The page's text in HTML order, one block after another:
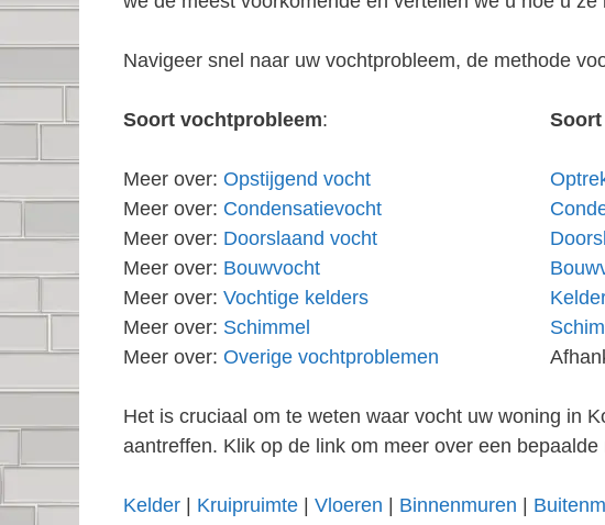
Navigeer snel naar uw vochtprobleem, de methode
Soort vochtprobleem:
Meer over: Opstijgend vocht
Meer over: Condensatievocht
Meer over: Doorslaand vocht
Meer over: Bouwvocht
Meer over: Vochtige kelders
Meer over: Schimmel
Meer over: Overige vochtproblemen
Het is cruciaal om te weten waar vocht uw woning in
aantreffen. Klik op de link om meer over een
Kelder Kruipruimte Vloeren Binnenmuren